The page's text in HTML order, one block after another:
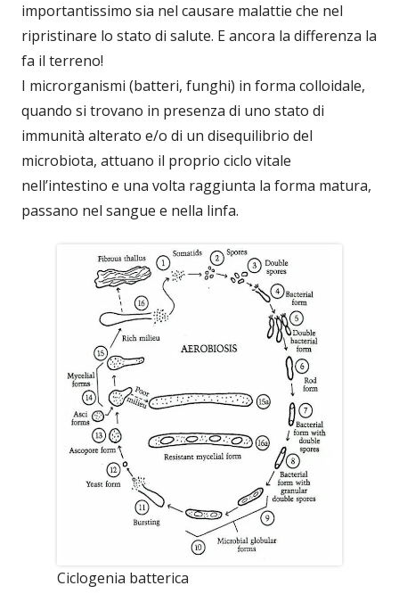
importantissimo sia nel causare malattie che nel
ripristinare lo stato di salute. E ancora la differenza la
fa il terreno!
I microrganismi (batteri, funghi) in forma colloidale,
quando si trovano in presenza di uno stato di
immunità alterato e/o di un disequilibrio del
microbiota, attuano il proprio ciclo vitale
nell’intestino e una volta raggiunta la forma matura,
passano nel sangue e nella linfa.
Ciclogenia batterica